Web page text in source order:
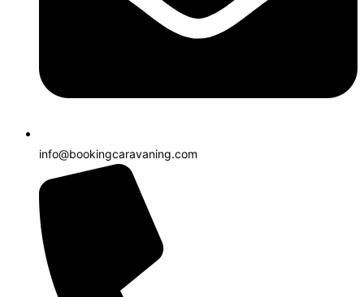
info@bookingcaravaning.com